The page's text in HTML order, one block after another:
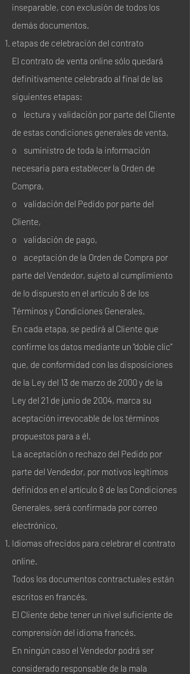
inseparable, con exclusión de todos los
demás documentos.
etapas de celebración del contrato
El contrato de venta online sólo quedará
definitivamente celebrado al final de las
siguientes etapas:
o lectura y validación por parte del Cliente
de estas condiciones generales de venta,
o suministro de toda la información
necesaria para establecer la Orden de
Compra,
o validación del Pedido por parte del
Cliente,
o validación de pago,
o aceptación de la Orden de Compra por
parte del Vendedor, sujeto al cumplimiento
de lo dispuesto en el artículo 8 de los
Términos y Condiciones Generales.
En cada etapa, se pedirá al Cliente que
confirme los datos mediante un "doble clic"
que, de conformidad con las disposiciones
de la Ley del 13 de marzo de 2000 y de la
Ley del 21 de junio de 2004, marca su
aceptación irrevocable de los términos
propuestos para a él.
La aceptación o rechazo del Pedido por
parte del Vendedor, por motivos legítimos
definidos en el artículo 8 de las Condiciones
Generales, será confirmada por correo
electrónico.
Idiomas ofrecidos para celebrar el contrato
online.
Todos los documentos contractuales están
escritos en francés.
El Cliente debe tener un nivel suficiente de
comprensión del idioma francés.
En ningún caso el Vendedor podrá ser
considerado responsable de la mala